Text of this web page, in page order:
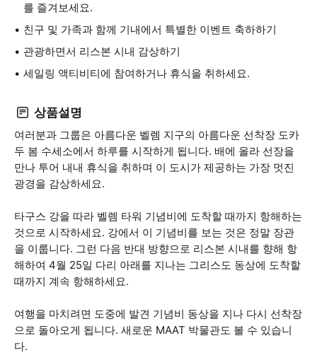
를 즐겨보세요.
친구 및 가족과 함께 기내에서 특별한 이벤트 축하하기
관광하면서 리스본 시내 감상하기
세일링 액티비티에 참여하거나 휴식을 취하세요.
상품설명
여러분과 그룹은 아름다운 벨렘 지구의 아름다운 선착장 도카
두 봄 수세소에서 하루를 시작하게 됩니다. 배에 올라 선장을
만나 투어 내내 휴식을 취하며 이 도시가 제공하는 가장 멋진
광경을 감상하세요.
타구스 강을 따라 벨렘 타워 기념비에 도착할 때까지 항해하는
것으로 시작하세요. 강에서 이 기념비를 보는 것은 정말 장관
을 이룹니다. 그런 다음 반대 방향으로 리스본 시내를 향해 항
해하여 4월 25일 다리 아래를 지나는 그리스도 동상에 도착할
때까지 계속 항해하세요.
여행을 마치려면 도중에 발견 기념비 동상을 지나 다시 선착장
으로 돌아오게 됩니다. 새로운 MAAT 박물관도 볼 수 있습니
다.